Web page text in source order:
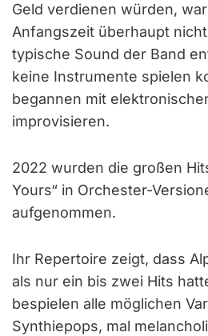
Geld verdienen würden,
Anfangszeit überhaupt
typische Sound der Band
keine Instrumente spielen
begannen mit
improvisieren.
2022 wurden die großen
Yours“ in Orchester-
aufgenommen.
Ihr Repertoire zeigt, dass
als nur ein bis zwei Hits
bespielen alle möglichen
Synthiepops, mal